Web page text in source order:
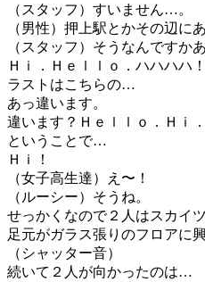
（スタッフ）すいません…。
（男性）押上駅とかその辺に
（スタッフ）そうなんですか
Ｈｉ．Ｈｅｌｌｏ．ハハハハ
ラストはこちらの…
あっ違います。
違います？Ｈｅｌｌｏ．Ｈｉ
ということで…
Ｈｉ！
（女子高生達）え〜！
（ルーシー）そうね。
せっかくなので２人はスカイ
足元がガラス張りのフロアに
（シャッター音）
続いて２人が向かったのは…